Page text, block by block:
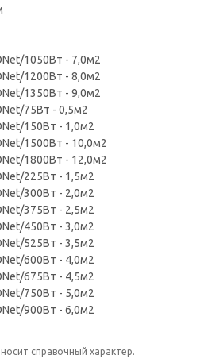
1050Вт - 7,0м2
1200Вт - 8,0м2
1350Вт - 9,0м2
75Вт - 0,5м2
150Вт - 1,0м2
1500Вт - 10,0м2
1800Вт - 12,0м2
225Вт - 1,5м2
300Вт - 2,0м2
375Вт - 2,5м2
450Вт - 3,0м2
525Вт - 3,5м2
600Вт - 4,0м2
675Вт - 4,5м2
750Вт - 5,0м2
900Вт - 6,0м2
справочный характер.